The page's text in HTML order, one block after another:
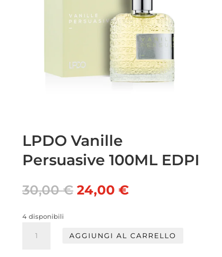
LPDO Vanille
Persuasive 100ML EDPI
30,00€ Il
prezzo
30,00 €.
24,00 €Il
24,00 €.
4 disponibili
Vanille
AGGIUNGI AL CARRELLO